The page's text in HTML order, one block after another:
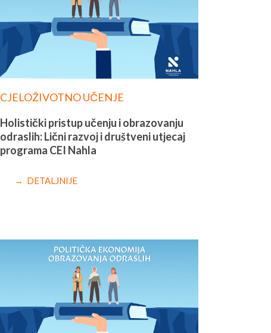
CJELOŽIVOTNO UČENJE
Holistički pristup učenju i obrazovanju
odraslih: Lični razvoj i društveni utjecaj
programa CEI Nahla
→ DETALJNIJE